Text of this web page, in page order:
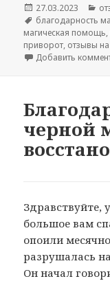
Опубликовано
27.03.2023
Метки
благодарность
магическая помощь,
приворот, отзывы
Добавить
черной
Здравствуйте,
большое вам
опоили
разрушалась
Он начал